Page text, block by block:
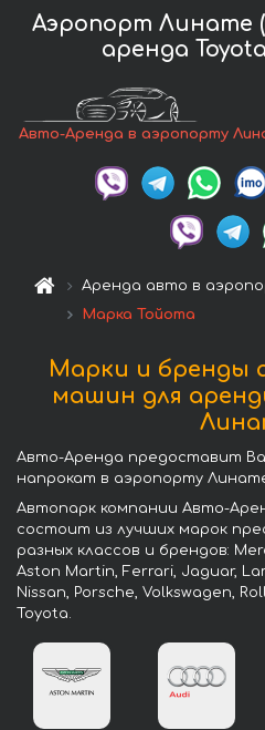
Аэропорт Линате
аренда Toyota
Авто-Аренда в аэропорту
Аренда авто в
Марка Тойота
Марки и бренды
машин для
Авто-Аренда предоставит
напрокат в аэропорту
Автопарк компании Авто-
состоит из лучших марок
разных классов и брендов:
Aston Martin, Ferrari, Jaguar,
Nissan, Porsche, Volkswagen,
Toyota.